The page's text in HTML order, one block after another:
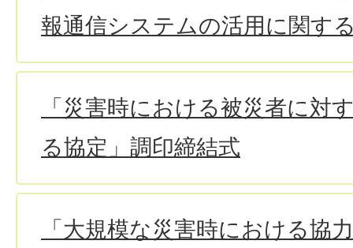
報通信システムの活用に関す
「災害時における被災者に対
る協定」調印締結式
「大規模な災害時における協